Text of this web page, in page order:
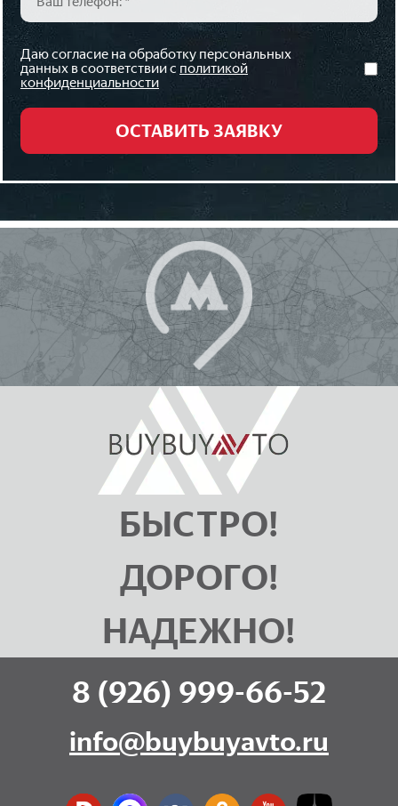
Даю согласие на обработку персональных
данных в соответствии с политикой
конфиденциальности
БЫСТРО!
ДОРОГО!
НАДЕЖНО!
8 (926) 999-66-52
info@buybuyavto.ru